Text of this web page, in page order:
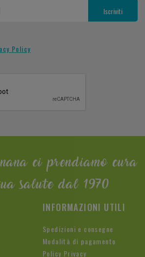
Policy
ci prendiamo cura
salute dal 1970
INFORMAZIONI UTILI
Spedizioni e consegne
Modalità di pagamento
Policy Privacy